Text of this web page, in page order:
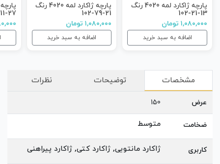
پارچه ژاکارد لمه 4020 رنگ
13-21-102
۱,۰۸۰,۰۰۰ تومان
اضافه به سبد خرید
پارچه ژاکارد لمه 4020 رنگ
21-79-102
۱,۰۸۰,۰۰۰ تومان
اضافه به سبد خرید
27-11-102
مشخصات توضیحات نظرات
عرض 150
ضخامت متوسط
کاربری ژاکارد مانتویی, ژاکارد کتی, ژاکارد پیراهنی